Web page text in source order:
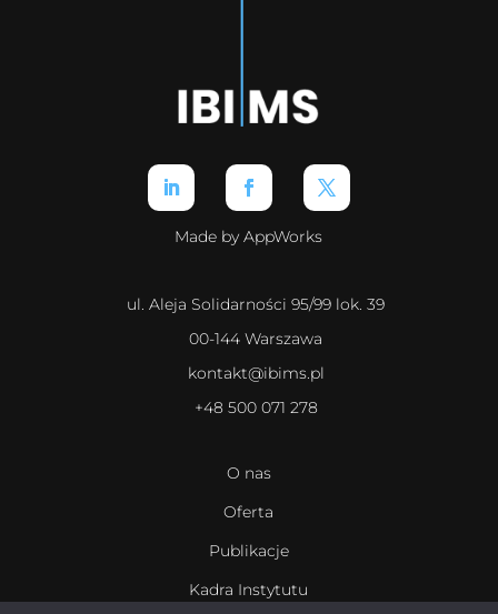
Made by AppWorks
ul. Aleja Solidarności 95/99 lok. 39
00-144 Warszawa
kontakt@ibims.pl
+48 500 071 278
O nas
Oferta
Publikacje
Kadra Instytutu